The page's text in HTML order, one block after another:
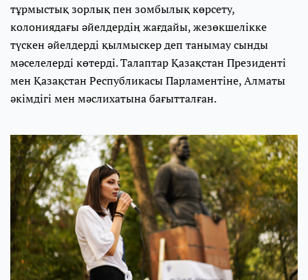
тұрмыстық зорлық пен зомбылық көрсету,
колониядағы әйелдердің жағдайы, жезөкшелікке
түскен әйелдерді қылмыскер деп танымау сынды
мәселелерді көтерді. Талаптар Қазақстан Президенті
мен Қазақстан Республикасы Парламентіне, Алматы
әкімдігі мен мәслихатына бағытталған.